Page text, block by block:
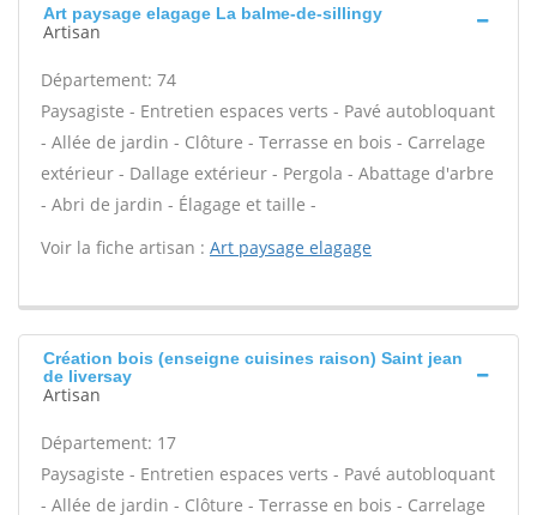
Art paysage elagage La balme-de-sillingy
Artisan
Département: 74
Paysagiste - Entretien espaces verts - Pavé autobloquant
- Allée de jardin - Clôture - Terrasse en bois - Carrelage
extérieur - Dallage extérieur - Pergola - Abattage d'arbre
- Abri de jardin - Élagage et taille -
Voir la fiche artisan : Art paysage elagage
Création bois (enseigne cuisines raison) Saint jean
de liversay
Artisan
Département: 17
Paysagiste - Entretien espaces verts - Pavé autobloquant
- Allée de jardin - Clôture - Terrasse en bois - Carrelage